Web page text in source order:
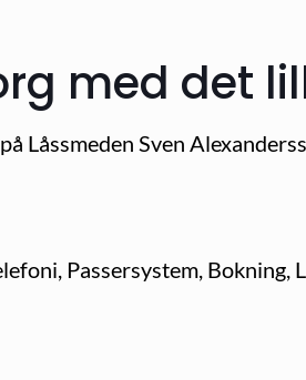
med det
Låssmeden Sven
Passersystem, Bokning,